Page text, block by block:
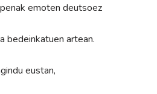
emoten deutsoez
bedeinkatuen artean.
eustan,